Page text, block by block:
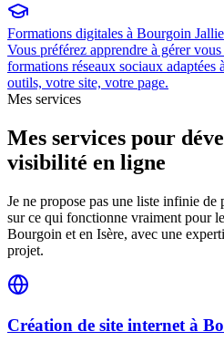
Formations digitales à Bourgoin
Vous préférez apprendre à gérer
formations réseaux sociaux
outils, votre site, votre page.
Mes services
Mes services pour
visibilité en ligne
Je ne propose pas une liste infinie de
sur ce qui fonctionne vraiment pour
Bourgoin et en Isère, avec une
projet.
Création de site internet à